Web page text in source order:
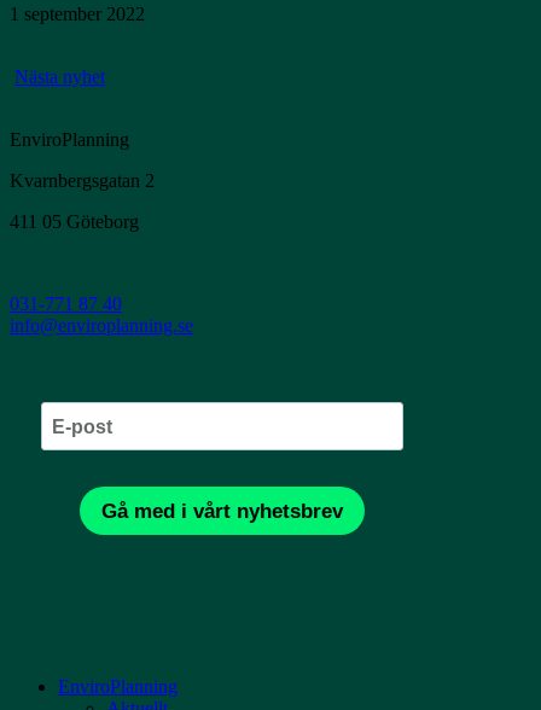
1 september 2022
Nästa nyhet
EnviroPlanning
Kvarnbergsgatan 2
411 05 Göteborg
031-771 87 40
info@enviroplanning.se
EnviroPlanning